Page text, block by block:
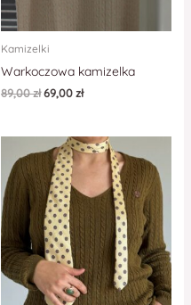
Kamizelki
Warkoczowa kamizelka
89,00zł69,00zł